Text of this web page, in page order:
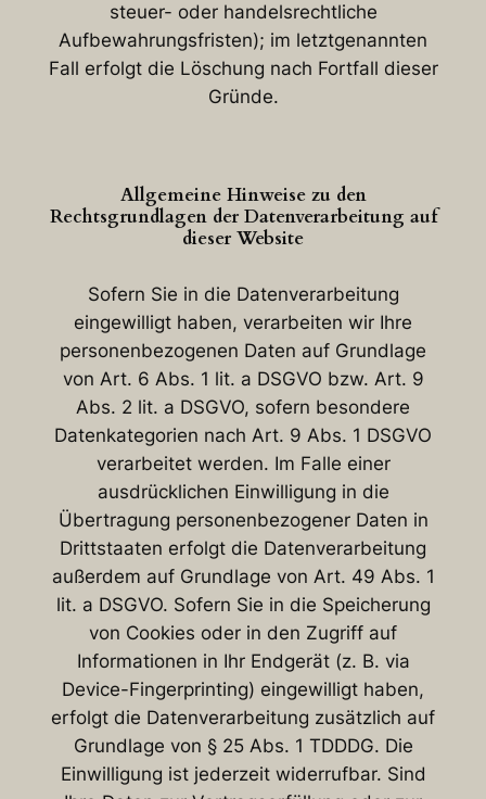
steuer- oder handelsrechtliche
Aufbewahrungsfristen); im letztgenannten
Fall erfolgt die Löschung nach Fortfall dieser
Gründe.
Allgemeine Hinweise zu den
Rechtsgrundlagen der Datenverarbeitung auf
dieser Website
Sofern Sie in die Datenverarbeitung
eingewilligt haben, verarbeiten wir Ihre
personenbezogenen Daten auf Grundlage
von Art. 6 Abs. 1 lit. a DSGVO bzw. Art. 9
Abs. 2 lit. a DSGVO, sofern besondere
Datenkategorien nach Art. 9 Abs. 1 DSGVO
verarbeitet werden. Im Falle einer
ausdrücklichen Einwilligung in die
Übertragung personenbezogener Daten in
Drittstaaten erfolgt die Datenverarbeitung
außerdem auf Grundlage von Art. 49 Abs. 1
lit. a DSGVO. Sofern Sie in die Speicherung
von Cookies oder in den Zugriff auf
Informationen in Ihr Endgerät (z. B. via
Device-Fingerprinting) eingewilligt haben,
erfolgt die Datenverarbeitung zusätzlich auf
Grundlage von § 25 Abs. 1 TDDDG. Die
Einwilligung ist jederzeit widerrufbar. Sind